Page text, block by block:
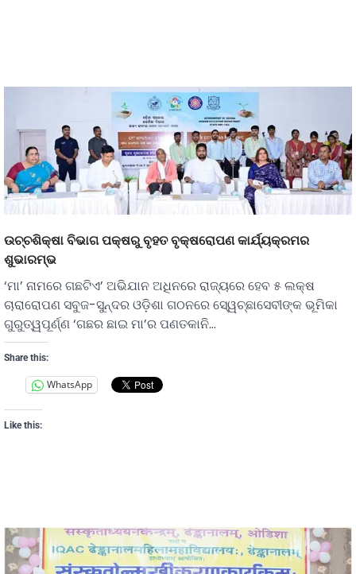
ଉଚ୍ଚଶିକ୍ଷା ବିଭାଗ ପକ୍ଷରୁ ବୃହତ ବୃକ୍ଷରୋପଣ କାର୍ଯ୍ୟକ୍ରମର
ଶୁଭାରମ୍ଭ
‘ମା’ ନାମରେ ଗଛଟିଏ’ ଅଭିଯାନ ଅଧିନରେ ରାଜ୍ୟରେ ହେବ ୫ ଲକ୍ଷ
ଚାରାରୋପଣ ସବୁଜ-ସୁନ୍ଦର ଓଡ଼ିଶା ଗଠନରେ ସେ୍ୱଚ୍ଛାସେବୀଙ୍କ ଭୂମିକା
ଗୁରୁତ୍ୱପୂର୍ଣ୍ଣ ‘ଗଛର ଛାଇ ମା’ର ପଣତକାନି…
Share this:
WhatsApp
Like this: